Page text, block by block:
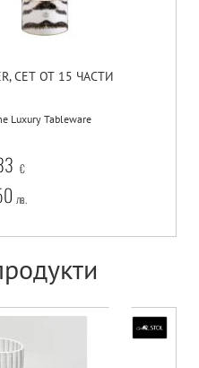
СЕТ ОТ 15 ЧАСТИ
Luxury Tableware
€
лв.